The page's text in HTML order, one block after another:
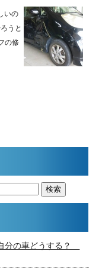
いの
うと
の修
分の車どうする？